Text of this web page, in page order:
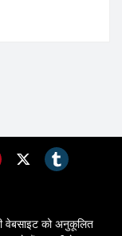
वेबसाइट को अनुकूलित